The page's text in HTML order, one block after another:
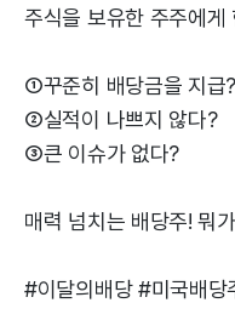
주식을 보유한 주주에게
①꾸준히 배당금을 지급?
②실적이 나쁘지 않다?
③큰 이슈가 없다?
매력 넘치는 배당주! 뭐
#이달의배당 #미국배당